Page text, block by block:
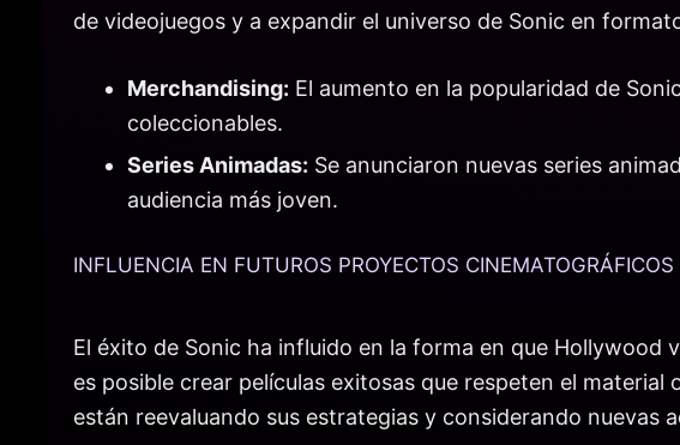
de videojuegos y a expandir el universo de Sonic en
Merchandising: El aumento en la popularidad de
coleccionables.
Series Animadas: Se anunciaron nuevas series
audiencia más joven.
INFLUENCIA EN FUTUROS PROYECTOS CINEMATOGRÁFICOS
El éxito de Sonic ha influido en la forma en que Hollywood
es posible crear películas exitosas que respeten el
están reevaluando sus estrategias y considerando nuevas